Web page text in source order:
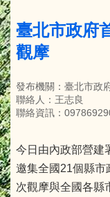
臺北市政府
觀摩
發布機關：臺北市政
聯絡人：王志良
聯絡資訊：
今日由內政部營建
邀集全國21個縣市
次觀摩與全國各縣